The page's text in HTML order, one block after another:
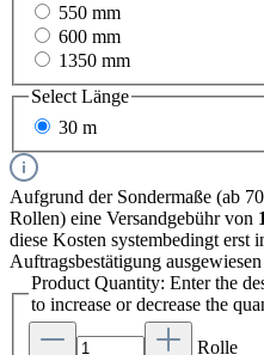
550 mm
600 mm
1350 mm
Select Länge
30 m
Aufgrund der Sondermaße (ab
Rollen) eine Versandgebühr von
diese Kosten systembedingt erst
Auftragsbestätigung
Product Quantity: Enter the
to increase or decrease the
Rolle